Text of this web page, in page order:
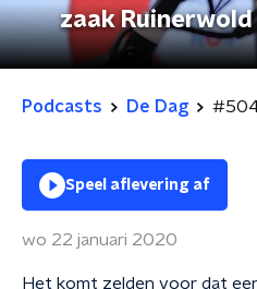
zaak Ruinerwold
Podcasts De Dag
Speel aflevering af
wo 22 januari 2020
Het komt zelden voor dat